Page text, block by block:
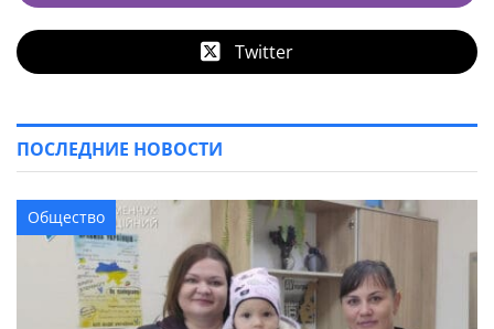
Twitter
ПОСЛЕДНИЕ НОВОСТИ
Общество